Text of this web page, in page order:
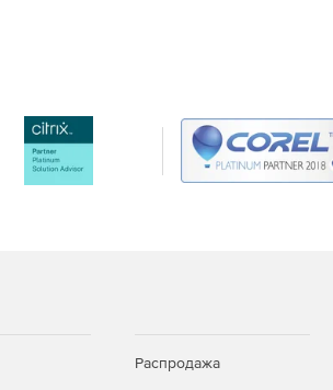
Распродажа